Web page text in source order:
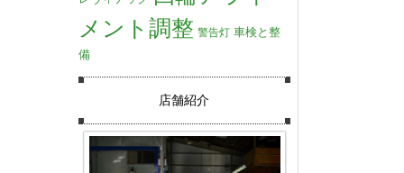
メント調整 警告灯 車検と整
備
店舗紹介